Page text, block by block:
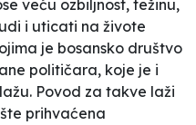
veću ozbiljnost, težinu,
i uticati na živote
je bosansko društvo
političara, koje je i
Povod za takve laži
prihvaćena